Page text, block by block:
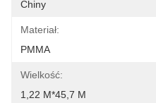
Chiny
Materiał:
PMMA
Wielkość:
1,22 M*45,7 M